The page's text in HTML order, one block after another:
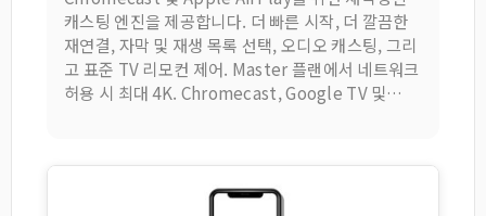
캐스팅 엔진을 제공합니다. 더 빠른 시작, 더 깔끔한
재연결, 자막 및 재생 목록 선택, 오디오 캐스팅, 그리
고 표준 TV 리모컨 제어. Master 플랜에서 네트워크
허용 시 최대 4K. Chromecast, Google TV 및